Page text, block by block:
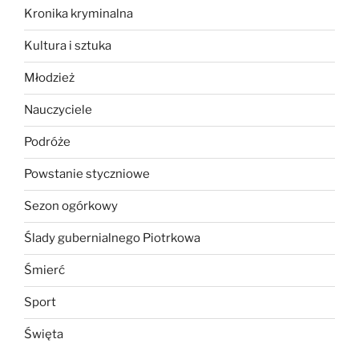
Kronika kryminalna
Kultura i sztuka
Młodzież
Nauczyciele
Podróże
Powstanie styczniowe
Sezon ogórkowy
Ślady gubernialnego Piotrkowa
Śmierć
Sport
Święta